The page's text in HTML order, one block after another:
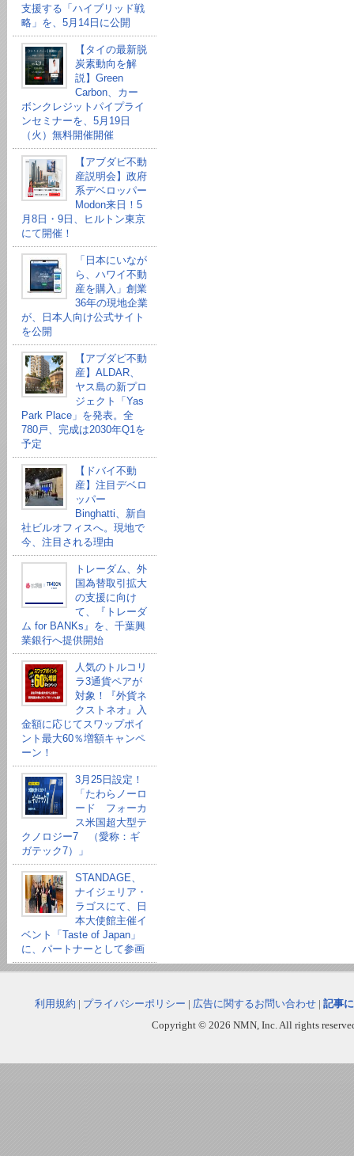
支援する「ハイブリッド戦
略」を、5月14日に公開
【タイの最新脱
炭素動向を解
説】Green
Carbon、カー
ボンクレジットパイプライ
ンセミナーを、5月19日
（火）無料開催開催
【アブダビ不動
産説明会】政府
系デベロッパー
Modon来日！5
月8日・9日、ヒルトン東京
にて開催！
「日本にいなが
ら、ハワイ不動
産を購入」創業
36年の現地企業
が、日本人向け公式サイト
を公開
【アブダビ不動
産】ALDAR、
ヤス島の新プロ
ジェクト「Yas
Park Place」を発表。全
780戸、完成は2030年Q1を
予定
【ドバイ不動
産】注目デベロ
ッパー
Binghatti、新自
社ビルオフィスへ。現地で
今、注目される理由
トレーダム、外
国為替取引拡大
の支援に向け
て、『トレーダ
ム for BANKs』を、千葉興
業銀行へ提供開始
人気のトルコリ
ラ3通貨ペアが
対象！『外貨ネ
クストネオ』入
金額に応じてスワップポイ
ント最大60％増額キャンペ
ーン！
3月25日設定！
「たわらノーロ
ード フォーカ
ス米国超大型テ
クノロジー7 （愛称：ギ
ガテック7）」
STANDAGE、
ナイジェリア・
ラゴスにて、日
本大使館主催イ
ベント「Taste of Japan」
に、パートナーとして参画
利用規約 | プライバシーポリシー | 広告に関するお問い合わせ | 記事
Copyright © 2026 NMN, Inc. All rights